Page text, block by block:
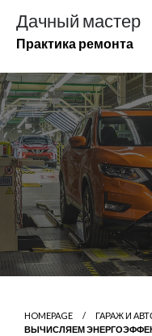
содержимому
Дачный мастер
Практика ремонта
HOMEPAGE
ГАРАЖ И
ВЫЧИСЛЯЕМ